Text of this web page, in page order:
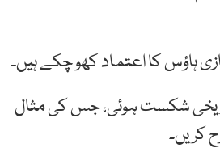
ہاؤس کا اعتماد کھو چکے ہیں۔
تاریخی شکست ہوئی، جس کی مثال
کریں۔